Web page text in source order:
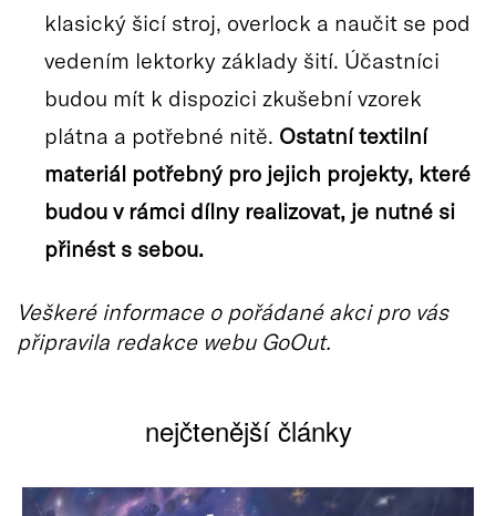
klasický šicí stroj, overlock a naučit se pod
vedením lektorky základy šití. Účastníci
budou mít k dispozici zkušební vzorek
plátna a potřebné nitě. Ostatní textilní
materiál potřebný pro jejich projekty, které
budou v rámci dílny realizovat, je nutné si
přinést s sebou.
Veškeré informace o pořádané akci pro vás
připravila redakce webu GoOut.
nejčtenější články